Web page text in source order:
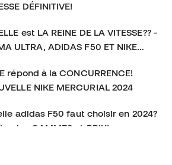
DÉFINITIVE!
est LA REINE DE LA VITESSE?? -
ULTRA, ADIDAS F50 ET NIKE
répond à la CONCURRENCE!
NIKE MERCURIAL 2024
adidas F50 faut choisir en 2024?
les GAMMES et PRIX!